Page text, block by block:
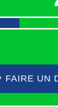
FAIRE UN